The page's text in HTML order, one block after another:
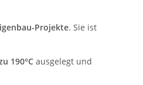
Projekte. Sie ist
190°C ausgelegt und